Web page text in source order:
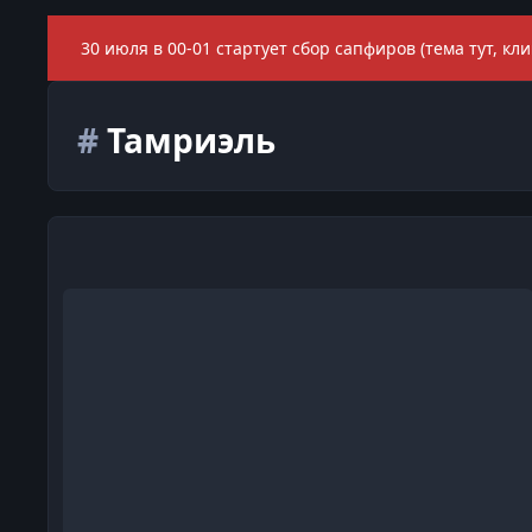
30 июля в 00-01 стартует сбор сапфиров (тема тут,
#Тамриэль